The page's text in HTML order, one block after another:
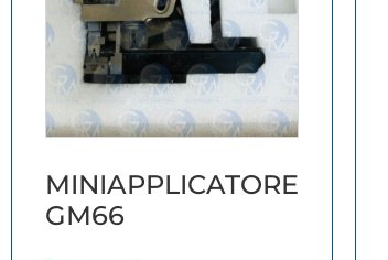
MINIAPPLICATORE
GM66